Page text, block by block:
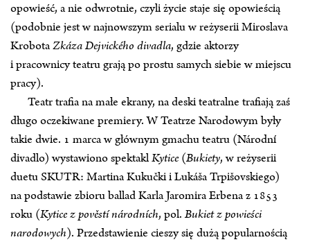
opowieść, a nie odwrotnie, czyli życie staje się opowieścią
(podobnie jest w najnowszym serialu w reżyserii Miroslava
KrobotaZkáza Dejvického divadla, gdzie aktorzy
i pracownicy teatru grają po prostu samych siebie w miejscu
pracy).
Teatr trafia na małe ekrany, na deski teatralne trafiają zaś
długo oczekiwane premiery. W Teatrze Narodowym były
takie dwie. 1 marca w głównym gmachu teatru (Národní
divadlo) wystawiono spektaklKytice (Bukiety, w reżyserii
duetu SKUTR: Martina Kukučki i Lukáša Trpišovskiego)
na podstawie zbioru ballad Karla Jaromira Erbena z 1853
roku (Kytice z pověstí národních, pol. Bukiet z powieści
narodowych). Przedstawienie cieszy się dużą popularnością